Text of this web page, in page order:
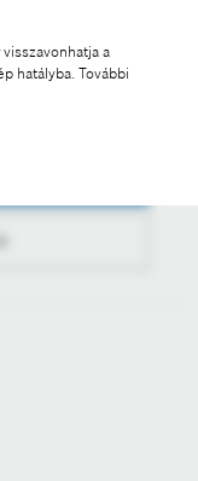
visszavonhatja a
hatályba. További